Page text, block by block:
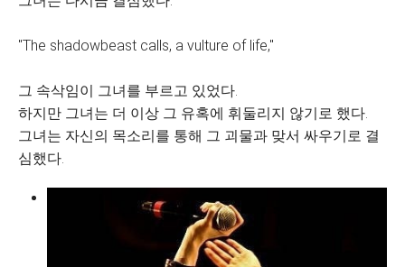
"The shadowbeast calls, a vulture of life,"
그 속삭임이 그녀를 부르고 있었다.
하지만 그녀는 더 이상 그 유혹에 휘둘리지 않기로 했다.
그녀는 자신의 목소리를 통해 그 괴물과 맞서 싸우기로 결
심했다.